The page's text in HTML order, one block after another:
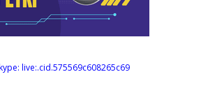
live:.cid.575569c608265c69